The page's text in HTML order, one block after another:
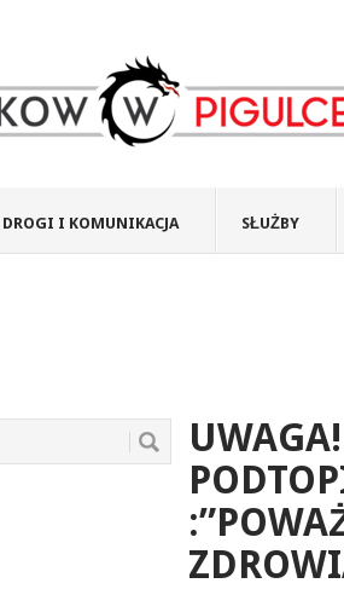
DROGI I KOMUNIKACJA SŁUŻBY